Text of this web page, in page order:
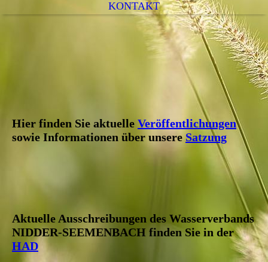
KONTAKT
Hier finden Sie aktuelle Veröffentlichungen
sowie Informationen über unsere Satzung
Aktuelle Ausschreibungen des Wasserverbands
NIDDER-SEEMENBACH finden Sie in der
HAD